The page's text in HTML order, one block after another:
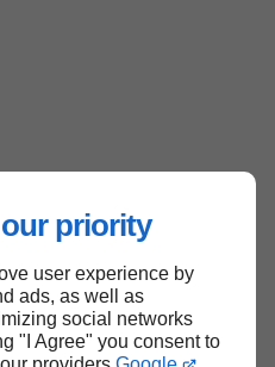
priority
user experience by
ads, as well as
social networks
"I Agree" you consent to
de page